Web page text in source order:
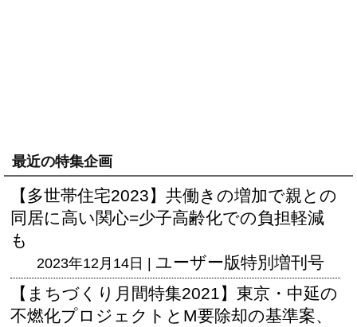
最近の特集企画
【多世帯住宅2023】共働きの増加で親との
同居に高い関心=少子高齢化での負担軽減
も
2023年12月14日 | ユーザー版特別増刊号
【まちづくり月間特集2021】東京・中延の
不燃化プロジェクトとM要除却の基準案、